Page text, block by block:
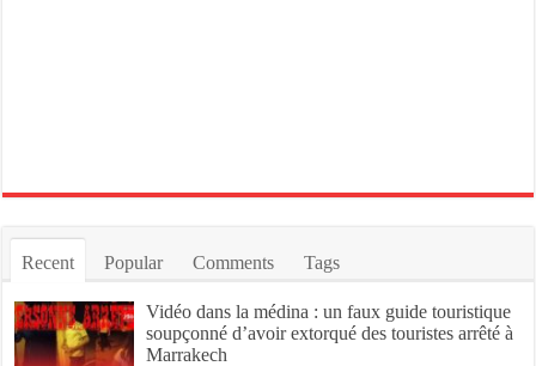
Recent Popular Comments Tags
Vidéo dans la médina : un faux guide touristique
soupçonné d’avoir extorqué des touristes arrêté à
Marrakech